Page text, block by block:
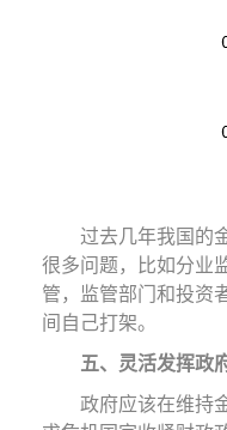
过去几年我国的
很多问题，比如分业
管，监管部门和投资
间自己打架。
五、灵活发挥政
政府应该在维持